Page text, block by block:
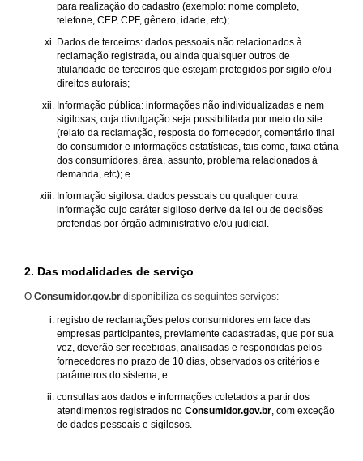
para realização do cadastro (exemplo: nome completo,
telefone, CEP, CPF, gênero, idade, etc);
Dados de terceiros: dados pessoais não relacionados à
reclamação registrada, ou ainda quaisquer outros de
titularidade de terceiros que estejam protegidos por sigilo e/ou
direitos autorais;
Informação pública: informações não individualizadas e nem
sigilosas, cuja divulgação seja possibilitada por meio do site
(relato da reclamação, resposta do fornecedor, comentário final
do consumidor e informações estatísticas, tais como, faixa etária
dos consumidores, área, assunto, problema relacionados à
demanda, etc); e
Informação sigilosa: dados pessoais ou qualquer outra
informação cujo caráter sigiloso derive da lei ou de decisões
proferidas por órgão administrativo e/ou judicial.
2. Das modalidades de serviço
O Consumidor.gov.br disponibiliza os seguintes serviços:
registro de reclamações pelos consumidores em face das
empresas participantes, previamente cadastradas, que por sua
vez, deverão ser recebidas, analisadas e respondidas pelos
fornecedores no prazo de 10 dias, observados os critérios e
parâmetros do sistema; e
consultas aos dados e informações coletados a partir dos
atendimentos registrados no Consumidor.gov.br , com exceção
de dados pessoais e sigilosos.